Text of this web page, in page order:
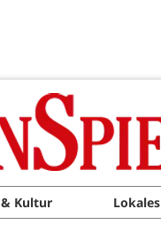
Kultur Lokales